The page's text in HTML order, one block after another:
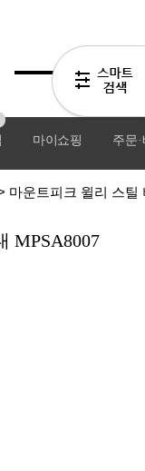
마이쇼핑 주문
마운트피크 윌리 스틸
MPSA8007